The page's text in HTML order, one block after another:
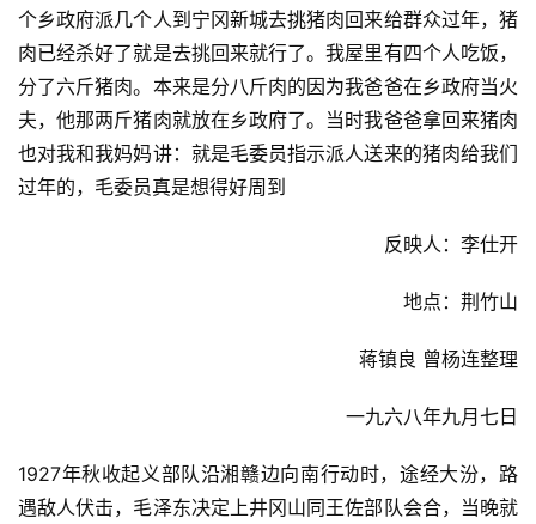
个乡政府派几个人到宁冈新城去挑猪肉回来给群众过年，猪
肉已经杀好了就是去挑回来就行了。我屋里有四个人吃饭，
分了六斤猪肉。本来是分八斤肉的因为我爸爸在乡政府当火
夫，他那两斤猪肉就放在乡政府了。当时我爸爸拿回来猪肉
也对我和我妈妈讲：就是毛委员指示派人送来的猪肉给我们
过年的，毛委员真是想得好周到
反映人：李仕开
地点：荆竹山
蒋镇良 曾杨连整理
一九六八年九月七日
1927年秋收起义部队沿湘赣边向南行动时，途经大汾，路
遇敌人伏击，毛泽东决定上井冈山同王佐部队会合，当晚就